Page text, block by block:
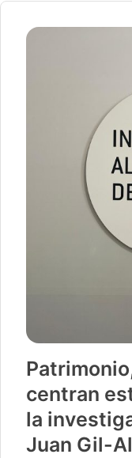
centran
la
Juan Gil-